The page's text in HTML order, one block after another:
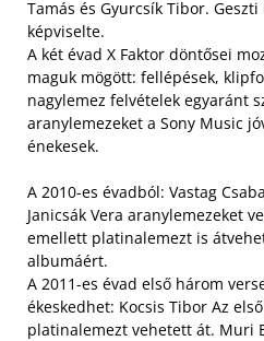
Tamás és Gyurcsík Tibor.
képviselte.
A két évad X Faktor döntősei
maguk mögött: fellépések,
nagylemez felvételek egyaránt
aranylemezeket a Sony Music
énekesek.
A 2010-es évadból: Vastag
Janicsák Vera aranylemezeket
emellett platinalemezt is
albumáért.
A 2011-es évad első három
ékeskedhet: Kocsis Tibor Az
platinalemezt vehetett át. Muri